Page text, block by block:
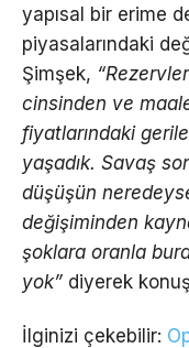
yapısal bir erime
piyasalarındaki
Şimşek,
cinsinden ve
fiyatlarındaki
yaşadık. Savaş
düşüşün
değişiminden
şoklara oranla
yok” diyerek
İlginizi çekebilir: